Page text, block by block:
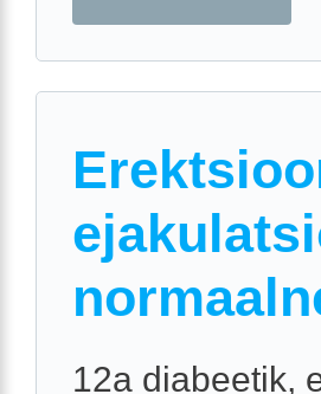
12a diabeetik,